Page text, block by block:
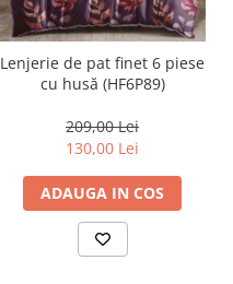
Lenjerie de pat finet 6 piese
cu husă (HF6P89)
209,00 Lei
130,00 Lei
ADAUGA IN COS